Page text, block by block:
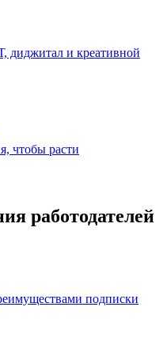
диджитал и креативной
чтобы расти
работодателей
подписки